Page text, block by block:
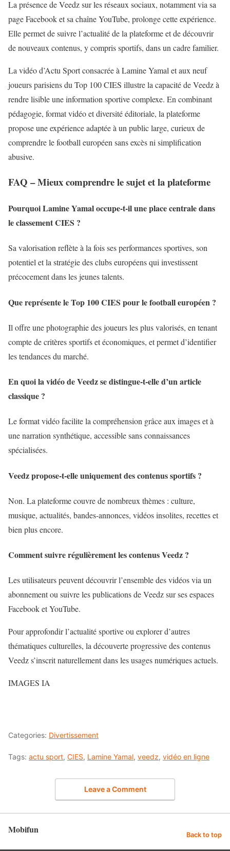
La présence de Veedz sur les réseaux sociaux, notamment via sa
page Facebook et sa chaîne YouTube, prolonge cette expérience.
Elle permet de suivre l’actualité de la plateforme et de découvrir
de nouveaux contenus, y compris sportifs, dans un cadre familier.
La vidéo d’Actu Sport consacrée à Lamine Yamal et aux neuf
joueurs parisiens du Top 100 CIES illustre la capacité de Veedz à
rendre lisible une information sportive complexe. En combinant
pédagogie, format vidéo et diversité éditoriale, la plateforme
propose une expérience adaptée à un public large, curieux de
comprendre le football européen sans excès ni simplification
abusive.
FAQ – Mieux comprendre le sujet et la plateforme
Pourquoi Lamine Yamal occupe-t-il une place centrale dans
le classement CIES ?
Sa valorisation reflète à la fois ses performances sportives, son
potentiel et la stratégie des clubs européens qui investissent
précocement dans les jeunes talents.
Que représente le Top 100 CIES pour le football européen ?
Il offre une photographie des joueurs les plus valorisés, en tenant
compte de critères sportifs et économiques, et permet d’identifier
les tendances du marché.
En quoi la vidéo de Veedz se distingue-t-elle d’un article
classique ?
Le format vidéo facilite la compréhension grâce aux images et à
une narration synthétique, accessible sans connaissances
spécialisées.
Veedz propose-t-elle uniquement des contenus sportifs ?
Non. La plateforme couvre de nombreux thèmes : culture,
musique, actualités, bandes-annonces, vidéos insolites, recettes et
bien plus encore.
Comment suivre régulièrement les contenus Veedz ?
Les utilisateurs peuvent découvrir l’ensemble des vidéos via un
abonnement ou suivre les publications de Veedz sur ses espaces
Facebook et YouTube.
Pour approfondir l’actualité sportive ou explorer d’autres
thématiques culturelles, la découverte progressive des contenus
Veedz s’inscrit naturellement dans les usages numériques actuels.
IMAGES IA
Categories: Divertissement
Tags: actu sport, CIES, Lamine Yamal, veedz, vidéo en ligne
Leave a Comment
Mobifun Back to top